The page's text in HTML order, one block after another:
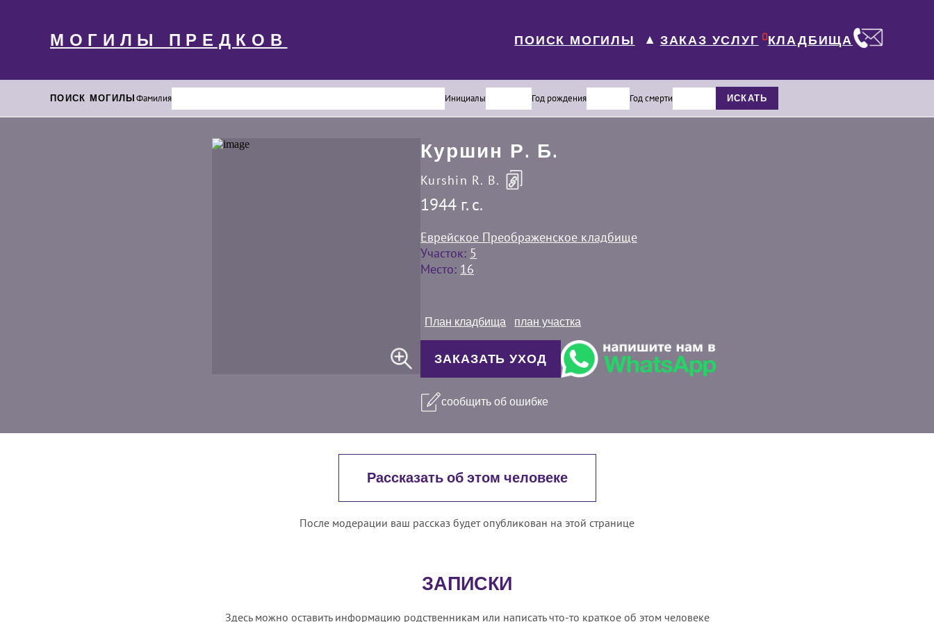
МОГИЛЫ ПРЕДКОВ ПОИСК МОГИЛЫ ▼ ЗАКАЗ УСЛУГ 0КЛАДБИЩА
ПОИСК МОГИЛЫФамилия Инициалы Год рождения Год смерти ИСКАТЬ
Куршин Р. Б.
Kurshin R. B.
1944 г. c.
Еврейское Преображенское кладбище
Участок: 5
Место: 16
План кладбища план участка
ЗАКАЗАТЬ УХОД
сообщить об ошибке
Рассказать об этом человеке
После модерации ваш рассказ будет опубликован на этой странице
ЗАПИСКИ
Здесь можно оставить информацию родственникам или написать что-то краткое об этом человеке